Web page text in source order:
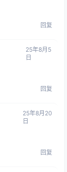
回复
25年8月5
日
回复
25年8月20
日
回复